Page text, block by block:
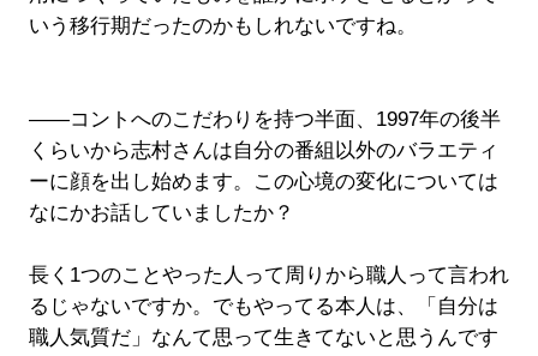
いう移行期だったのかもしれないですね。
――コントへのこだわりを持つ半面、1997年の後半
くらいから志村さんは自分の番組以外のバラエティ
ーに顔を出し始めます。この心境の変化については
なにかお話していましたか？
長く1つのことやった人って周りから職人って言われ
るじゃないですか。でもやってる本人は、「自分は
職人気質だ」なんて思って生きてないと思うんです